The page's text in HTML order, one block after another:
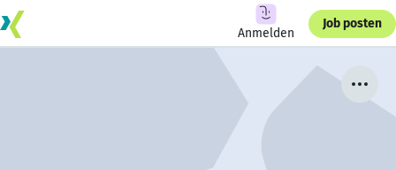
Anmelden
Job posten